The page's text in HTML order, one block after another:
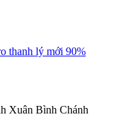
thanh lý mới 90%
Xuân Bình Chánh